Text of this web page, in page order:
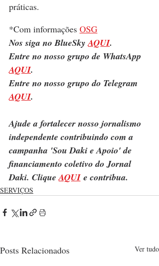
práticas.
*Com informações OSG
Nos siga no BlueSky AQUI.
Entre no nosso grupo de WhatsApp
AQUI.
Entre no nosso grupo do Telegram
AQUI.
Ajude a fortalecer nosso jornalismo
independente contribuindo com a
campanha 'Sou Daki e Apoio' de
financiamento coletivo do Jornal
Daki. Clique AQUI e contribua.
SERVIÇOS
Posts Relacionados Ver tudo